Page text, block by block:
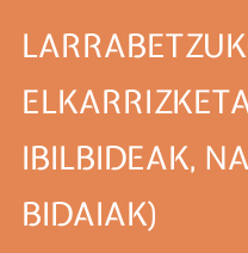
IBILBIDEAK,
BIDAIAK)